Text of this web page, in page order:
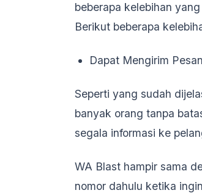
beberapa kelebihan
Berikut beberapa
Dapat Mengirim
Seperti yang sudah
banyak orang tanpa
segala informasi ke
WA Blast hampir sama
nomor dahulu ketika